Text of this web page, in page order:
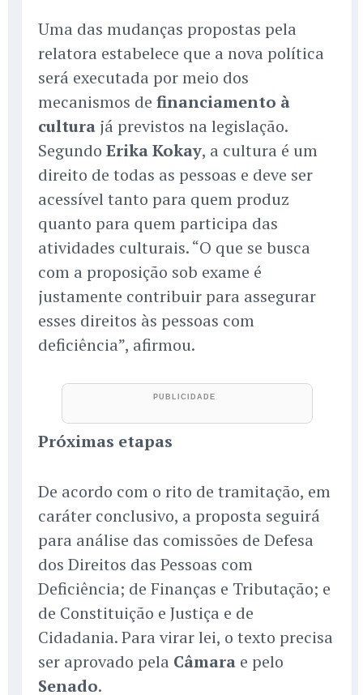
Uma das mudanças propostas pela
relatora estabelece que a nova política
será executada por meio dos
mecanismos de financiamento à
cultura já previstos na legislação.
Segundo Erika Kokay, a cultura é um
direito de todas as pessoas e deve ser
acessível tanto para quem produz
quanto para quem participa das
atividades culturais. “O que se busca
com a proposição sob exame é
justamente contribuir para assegurar
esses direitos às pessoas com
deficiência”, afirmou.
Próximas etapas
De acordo com o rito de tramitação, em
caráter conclusivo, a proposta seguirá
para análise das comissões de Defesa
dos Direitos das Pessoas com
Deficiência; de Finanças e Tributação; e
de Constituição e Justiça e de
Cidadania. Para virar lei, o texto precisa
ser aprovado pela Câmara e pelo
Senado.